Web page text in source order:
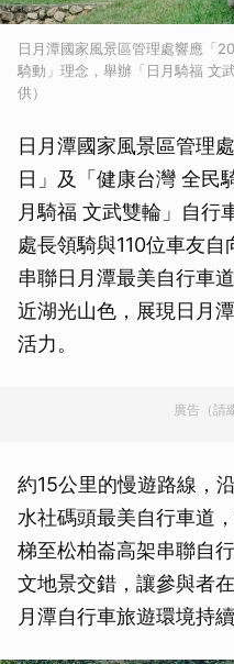
日月潭國家風景區管理處響應「
騎動」理念，舉辦「日月騎福 文
供）
日月潭國家風景區管理
日」及「健康台灣 全民
月騎福 文武雙輪」自行
處長領騎與110位車友
串聯日月潭最美自行車
近湖光山色，展現日月
活力。
廣告（請
約15公里的慢遊路線，
水社碼頭最美自行車道
梯至松柏崙高架串聯自
文地景交錯，讓參與者
月潭自行車旅遊環境持